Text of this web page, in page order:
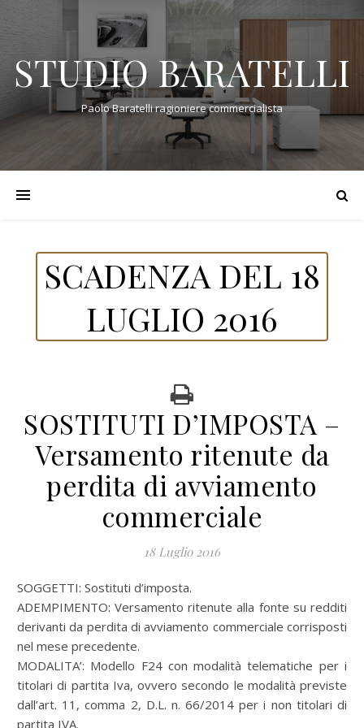
STUDIO BARATELLI
Paolo Baratelli ragioniere commercialista
SCADENZA DEL 18
LUGLIO 2016
SOSTITUTI D’IMPOSTA –
Versamento ritenute da
perdita di avviamento
commerciale
18 Luglio 2016
SOGGETTI: Sostituti d’imposta.
ADEMPIMENTO: Versamento ritenute alla fonte su redditi
derivanti da perdita di avviamento commerciale corrisposti
nel mese precedente.
MODALITA’: Modello F24 con modalità telematiche per i
titolari di partita Iva, ovvero secondo le modalità previste
dall’art. 11, comma 2, D.L. n. 66/2014 per i non titolari di
partita IVA.